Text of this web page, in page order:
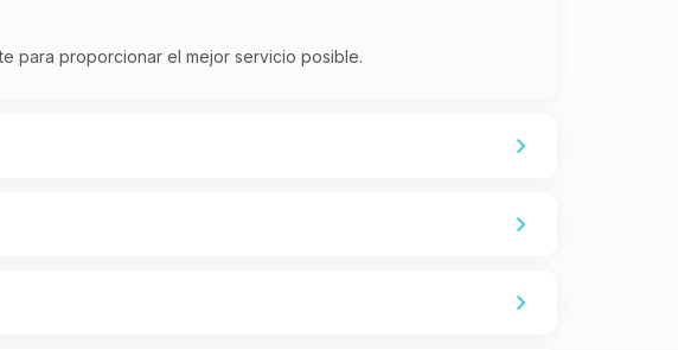
para proporcionar el mejor servicio posible.